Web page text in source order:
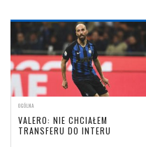
OGÓLNA
VALERO: NIE CHCIAŁEM
TRANSFERU DO INTERU